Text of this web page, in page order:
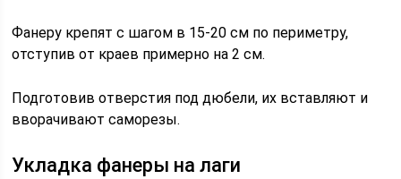
Фанеру крепят с шагом в 15-20 см по периметру,
отступив от краев примерно на 2 см.
Подготовив отверстия под дюбели, их вставляют и
вворачивают саморезы.
Укладка фанеры на лаги